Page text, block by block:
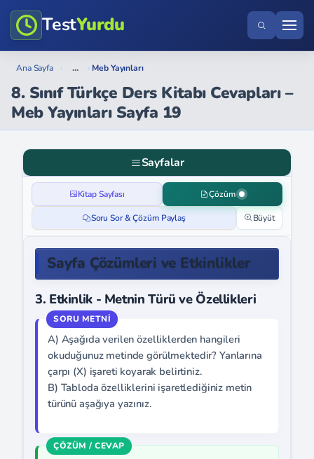
TestYurdu
Ana Sayfa › ... › Meb Yayınları
8. Sınıf Türkçe Ders Kitabı Cevapları –
Meb Yayınları Sayfa 19
Sayfalar
Kitap Sayfası Çözüm
Soru Sor & Çözüm Paylaş Büyüt
Sayfa Çözümleri ve Etkinlikler
3. Etkinlik - Metnin Türü ve Özellikleri
A) Aşağıda verilen özelliklerden hangileri
okuduğunuz metinde görülmektedir? Yanlarına
çarpı (X) işareti koyarak belirtiniz.
B) Tabloda özelliklerini işaretlediğiniz metin
türünü aşağıya yazınız.